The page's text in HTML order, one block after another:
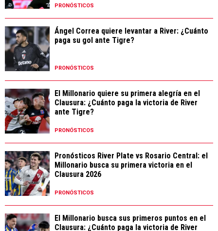
PRONÓSTICOS
Ángel Correa quiere levantar a River: ¿Cuánto
paga su gol ante Tigre?
PRONÓSTICOS
El Millonario quiere su primera alegría en el
Clausura: ¿Cuánto paga la victoria de River
ante Tigre?
PRONÓSTICOS
Pronósticos River Plate vs Rosario Central: el
Millonario busca su primera victoria en el
Clausura 2026
PRONÓSTICOS
El Millonario busca sus primeros puntos en el
Clausura: ¿Cuánto paga la victoria de River